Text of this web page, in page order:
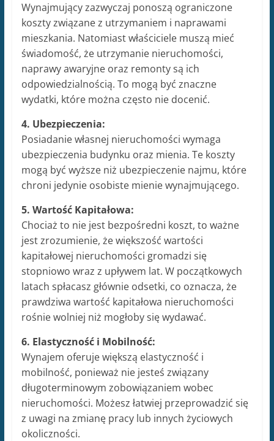
Wynajmujący zazwyczaj ponoszą ograniczone
koszty związane z utrzymaniem i naprawami
mieszkania. Natomiast właściciele muszą mieć
świadomość, że utrzymanie nieruchomości,
naprawy awaryjne oraz remonty są ich
odpowiedzialnością. To mogą być znaczne
wydatki, które można często nie docenić.
4. Ubezpieczenia:
Posiadanie własnej nieruchomości wymaga
ubezpieczenia budynku oraz mienia. Te koszty
mogą być wyższe niż ubezpieczenie najmu, które
chroni jedynie osobiste mienie wynajmującego.
5. Wartość Kapitałowa:
Chociaż to nie jest bezpośredni koszt, to ważne
jest zrozumienie, że większość wartości
kapitałowej nieruchomości gromadzi się
stopniowo wraz z upływem lat. W początkowych
latach spłacasz głównie odsetki, co oznacza, że
prawdziwa wartość kapitałowa nieruchomości
rośnie wolniej niż mogłoby się wydawać.
6. Elastyczność i Mobilność:
Wynajem oferuje większą elastyczność i
mobilność, ponieważ nie jesteś związany
długoterminowym zobowiązaniem wobec
nieruchomości. Możesz łatwiej przeprowadzić się
z uwagi na zmianę pracy lub innych życiowych
okoliczności.